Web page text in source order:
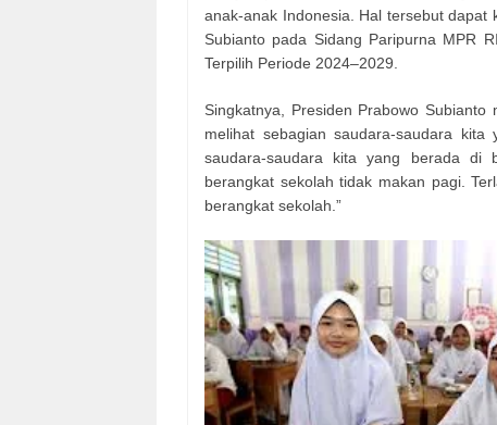
anak-anak Indonesia. Hal tersebut
Subianto pada Sidang Paripurna MPR
Terpilih Periode 2024–2029.
Singkatnya, Presiden Prabowo
melihat sebagian saudara-saudara
saudara-saudara kita yang berada di
berangkat sekolah tidak makan pagi.
berangkat sekolah.”